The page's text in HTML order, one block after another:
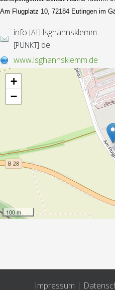
Am Flugplatz 10, 72184 Eutingen im
info [AT] lsghannsklemm
[PUNKT] de
www.lsghannsklemm.de
+
−
100 m
Impressum |